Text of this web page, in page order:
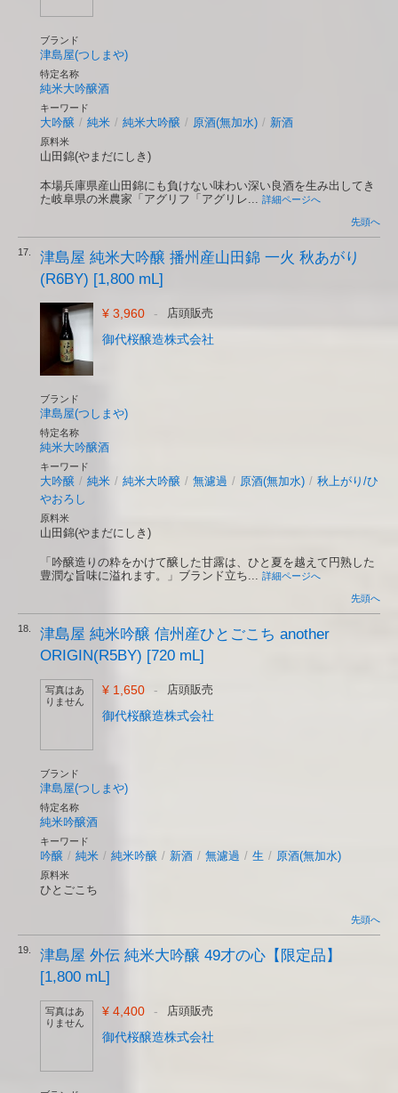
ブランド
津島屋(つしまや)
特定名称
純米大吟醸酒
キーワード
大吟醸 / 純米 / 純米大吟醸 / 原酒(無加水) / 新酒
原料米
山田錦(やまだにしき)
本場兵庫県産山田錦にも負けない味わい深い良酒を生み出してき
た岐阜県の米農家「アグリフ「アグリレ... 詳細ページへ
先頭へ
17.
津島屋 純米大吟醸 播州産山田錦 一火 秋あがり
(R6BY) [1,800 mL]
¥ 3,960 - 店頭販売
御代桜醸造株式会社
ブランド
津島屋(つしまや)
特定名称
純米大吟醸酒
キーワード
大吟醸 / 純米 / 純米大吟醸 / 無濾過 / 原酒(無加水) / 秋上がり/ひ
やおろし
原料米
山田錦(やまだにしき)
「吟醸造りの粋をかけて醸した甘露は、ひと夏を越えて円熟した
豊潤な旨味に溢れます。」ブランド立ち... 詳細ページへ
先頭へ
18.
津島屋 純米吟醸 信州産ひとごこち another
ORIGIN(R5BY) [720 mL]
写真はあ
りません
¥ 1,650 - 店頭販売
御代桜醸造株式会社
ブランド
津島屋(つしまや)
特定名称
純米吟醸酒
キーワード
吟醸 / 純米 / 純米吟醸 / 新酒 / 無濾過 / 生 / 原酒(無加水)
原料米
ひとごこち
先頭へ
19.
津島屋 外伝 純米大吟醸 49才の心【限定品】
[1,800 mL]
写真はあ
りません
¥ 4,400 - 店頭販売
御代桜醸造株式会社